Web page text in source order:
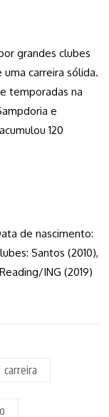
grandes clubes
carreira sólida.
temporadas na
e
120
de nascimento:
Santos (2010),
ING (2019)
carreira